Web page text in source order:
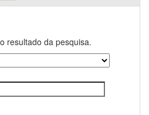
resultado da pesquisa.